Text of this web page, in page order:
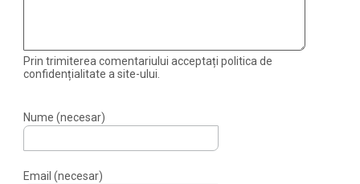
Prin trimiterea comentariului acceptați politica de
confidențialitate a site-ului.
Nume (necesar)
Email (necesar)